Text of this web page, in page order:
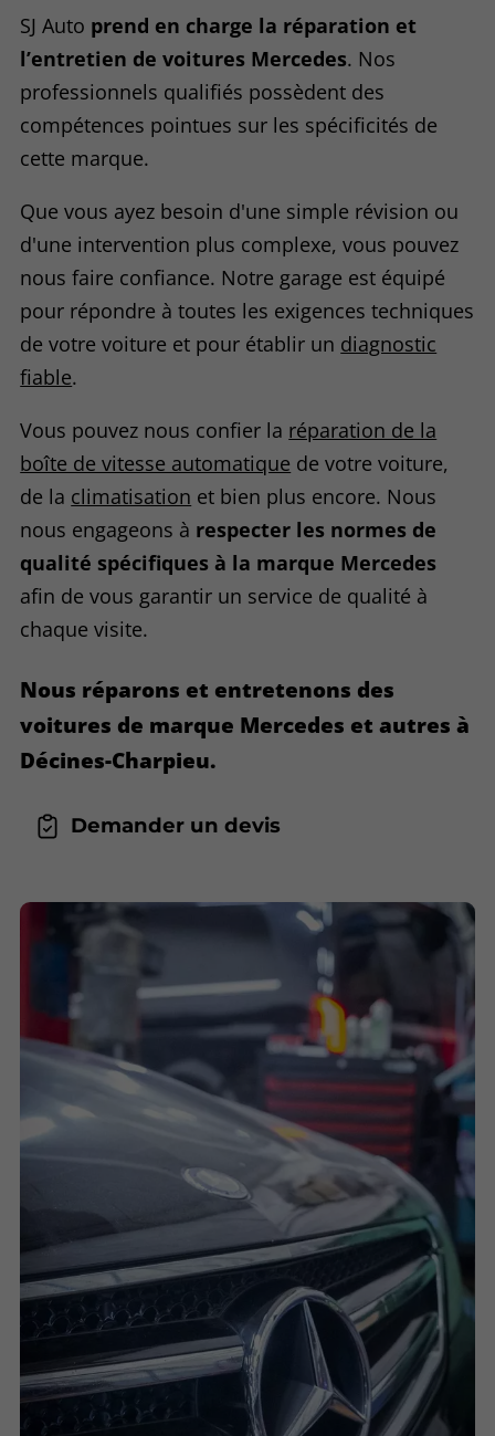
SJ Auto prend en charge la réparation et
l’entretien de voitures Mercedes. Nos
professionnels qualifiés possèdent des
compétences pointues sur les spécificités de
cette marque.
Que vous ayez besoin d'une simple révision ou
d'une intervention plus complexe, vous pouvez
nous faire confiance. Notre garage est équipé
pour répondre à toutes les exigences techniques
de votre voiture et pour établir un diagnostic
fiable.
Vous pouvez nous confier la réparation de la
boîte de vitesse automatique de votre voiture,
de la climatisation et bien plus encore. Nous
nous engageons à respecter les normes de
qualité spécifiques à la marque Mercedes
afin de vous garantir un service de qualité à
chaque visite.
Nous réparons et entretenons des
voitures de marque Mercedes et autres à
Décines-Charpieu.
Demander un devis